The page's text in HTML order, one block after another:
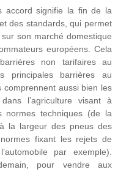
accord signifie la fin de la
des standards, qui permet
son marché domestique
européens. Cela
non tarifaires au
principales barrières au
aussi bien les
l’agriculture visant à
normes techniques (de la
la largeur des pneus des
fixant les rejets de
par exemple).
pour vendre aux